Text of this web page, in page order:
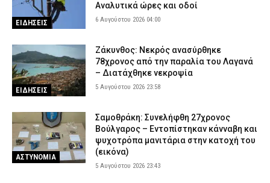
ΕΙΔΗΣΕΙΣ
Αναλυτικά ώρες και οδοί
6 Αυγούστου 2026 04:00
ΕΙΔΗΣΕΙΣ
Ζάκυνθος: Νεκρός ανασύρθηκε
78χρονος από την παραλία του Λαγανά
– Διατάχθηκε νεκροψία
5 Αυγούστου 2026 23:58
ΑΣΤΥΝΟΜΙΑ
Σαμοθράκη: Συνελήφθη 27χρονος
Βούλγαρος – Εντοπίστηκαν κάνναβη και
ψυχοτρόπα μανιτάρια στην κατοχή του
(εικόνα)
5 Αυγούστου 2026 23:43